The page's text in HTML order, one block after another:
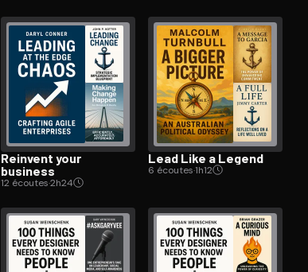
Reinvent your
business
12 écoutes·2h24
Lead Like a Legend
6 écoutes·1h12